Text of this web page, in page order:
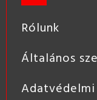
Rólunk
Általános